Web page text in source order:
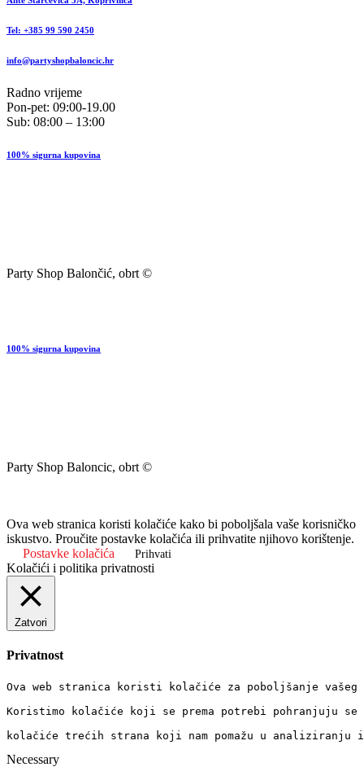
Tel: +385 99 590 2450
info@partyshopbaloncic.hr
Radno vrijeme
Pon-pet: 09:00-19.00
Sub: 08:00 – 13:00
100% sigurna kupovina
Party Shop Balončić, obrt ©
100% sigurna kupovina
Party Shop Baloncic, obrt ©
Ova web stranica koristi kolačiće kako bi poboljšala vaše korisničko
iskustvo. Proučite postavke kolačića ili prihvatite njihovo korištenje.
Postavke kolačića
Prihvati
Kolačići i politika privatnosti
Zatvori
Privatnost
Ova web stranica koristi kolačiće za poboljšanje
Koristimo kolačiće koji se prema potrebi pohranjuju
kolačiće trećih strana koji nam pomažu u
Necessary